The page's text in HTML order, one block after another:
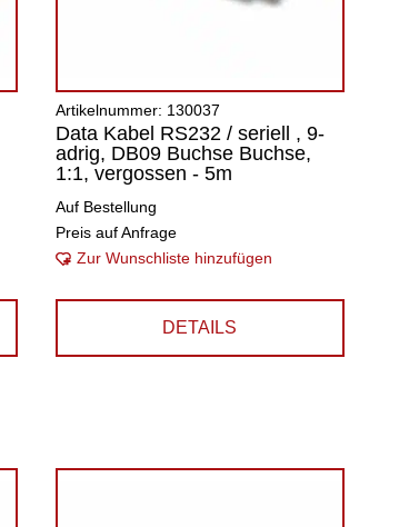
Artikelnummer: 130037
Data Kabel RS232 / seriell , 9-
adrig, DB09 Buchse Buchse,
1:1, vergossen - 5m
Auf Bestellung
Preis auf Anfrage
Zur Wunschliste hinzufügen
DETAILS